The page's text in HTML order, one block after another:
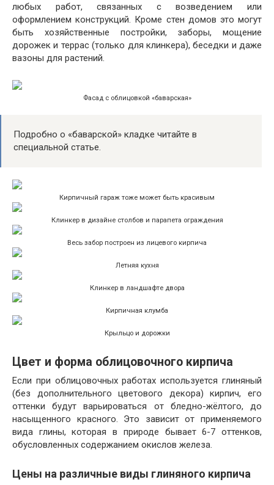
любых работ, связанных с возведением или
оформлением конструкций. Кроме стен домов это могут
быть хозяйственные постройки, заборы, мощение
дорожек и террас (только для клинкера), беседки и даже
вазоны для растений.
Фасад с облицовкой «баварская»
Подробно о «баварской» кладке читайте в
специальной статье.
Кирпичный гараж тоже может быть красивым
Клинкер в дизайне столбов и парапета ограждения
Весь забор построен из лицевого кирпича
Летняя кухня
Клинкер в ландшафте двора
Кирпичная клумба
Крыльцо и дорожки
Цвет и форма облицовочного кирпича
Если при облицовочных работах используется глиняный
(без дополнительного цветового декора) кирпич, его
оттенки будут варьироваться от бледно-жёлтого, до
насыщенного красного. Это зависит от применяемого
вида глины, которая в природе бывает 6-7 оттенков,
обусловленных содержанием окислов железа.
Цены на различные виды глиняного кирпича